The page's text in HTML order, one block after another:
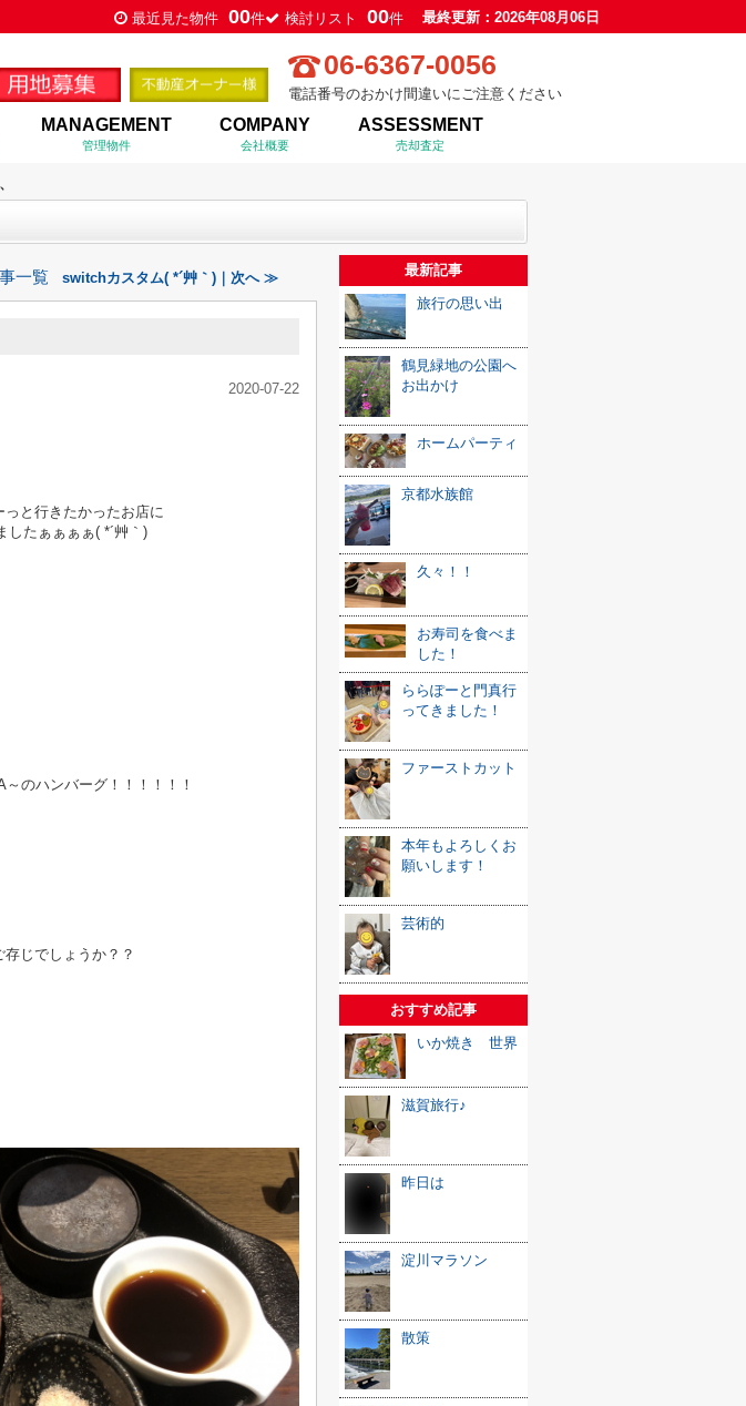
最近見た物件 00件 検討リスト 00件 最終更新：2026年08月06日
06-6367-0056
電話番号のおかけ間違いにご注意ください
MANAGEMENT
管理物件
COMPANY
会社概要
ASSESSMENT
売却査定
一覧 switchカスタム( *´艸｀)｜次へ ≫
2020-07-22
っと行きたかったお店に
したぁぁぁぁ( *´艸｀)
～のハンバーグ！！！！！！
存じでしょうか？？
最新記事
旅行の思い出
鶴見緑地の公園へ
お出かけ
ホームパーティ
京都水族館
久々！！
お寿司を食べま
した！
ららぽーと門真行
ってきました！
ファーストカット
本年もよろしくお
願いします！
芸術的
おすすめ記事
いか焼き 世界
滋賀旅行♪
昨日は
淀川マラソン
散策